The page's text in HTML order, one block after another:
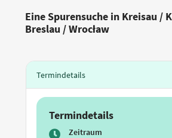
Eine Spurensuche in Kreisau /
Breslau / Wrocław
Termindetails
Termindetails
Zeitraum